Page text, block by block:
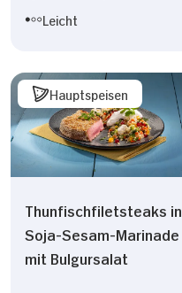
Leicht
Hauptspeisen
Thunfischfiletsteaks in
Soja-Sesam-Marinade
mit Bulgursalat